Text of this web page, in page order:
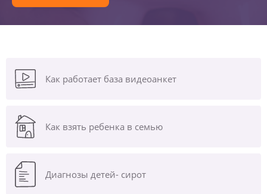
Как работает база видеоанкет
Как взять ребенка в семью
Диагнозы детей- сирот